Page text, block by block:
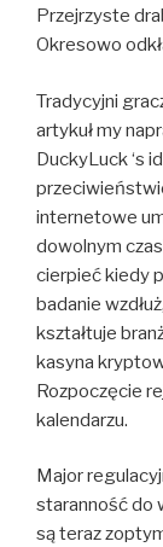
Przejrzyste
Okresowo
Tradycyjni
artykuł my
DuckyLuck ‘s
internetowe
dowolnym
cierpieć kiedy
badanie
kształtuje
kasyna
Rozpoczęcie
kalendarzu.
Major
staranność do
są teraz